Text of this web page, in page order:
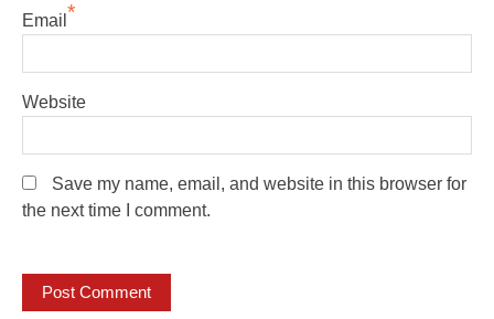
Email *
Website
Save my name, email, and website in this browser for
the next time I comment.